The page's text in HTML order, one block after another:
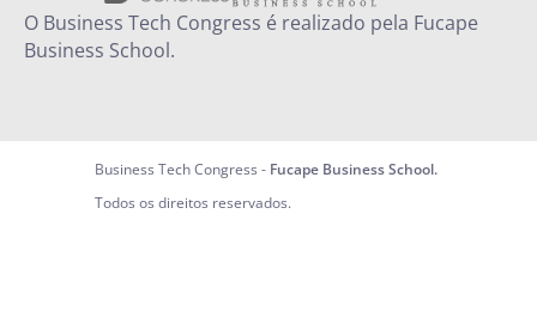
O Business Tech Congress é realizado pela Fucape
Business School.
Business Tech Congress - Fucape Business School.
Todos os direitos reservados.